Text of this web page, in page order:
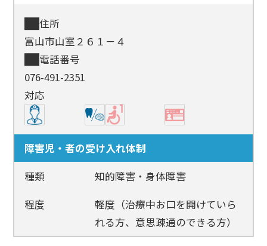
住所
富山市山室２６１－４
電話番号
076-491-2351
対応
障害児・者の受け入れ体制
種類
知的障害・身体障害
程度
軽度（治療中お口を開けていら
れる方、意思疎通のできる方）